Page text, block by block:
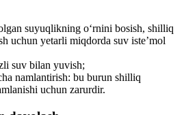
suyuqlikning o‘rnini bosish, shilliq
uchun yetarli miqdorda suv iste’mol
suv bilan yuvish;
namlantirish: bu burun shilliq
uchun zarurdir.